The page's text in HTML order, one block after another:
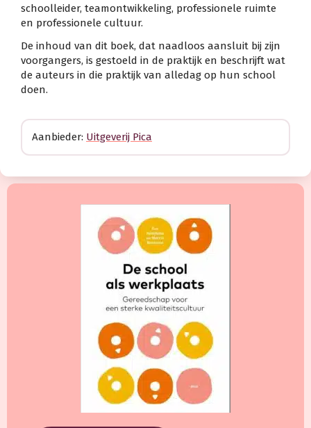
schoolleider, teamontwikkeling, professionele ruimte
en professionele cultuur.
De inhoud van dit boek, dat naadloos aansluit bij zijn
voorgangers, is gestoeld in de praktijk en beschrijft wat
de auteurs in die praktijk van alledag op hun school
doen.
Aanbieder: Uitgeverij Pica